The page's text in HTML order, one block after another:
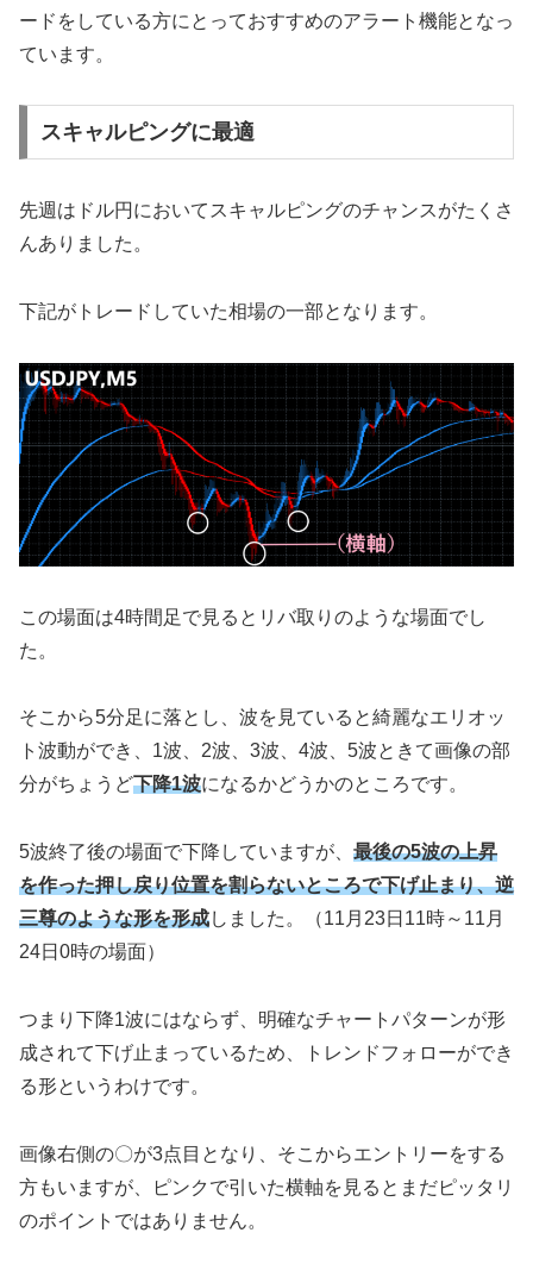
ードをしている方にとっておすすめのアラート機能となっ
ています。
スキャルピングに最適
先週はドル円においてスキャルピングのチャンスがたくさ
んありました。
下記がトレードしていた相場の一部となります。
この場面は4時間足で見るとリバ取りのような場面でし
た。
そこから5分足に落とし、波を見ていると綺麗なエリオッ
ト波動ができ、1波、2波、3波、4波、5波ときて画像の部
分がちょうど下降1波になるかどうかのところです。
5波終了後の場面で下降していますが、 最後の5波の上昇
を作った押し戻り位置を割らないところで下げ止まり、逆
三尊のような形を形成しました。（11月23日11時～11月
24日0時の場面）
つまり下降1波にはならず、明確なチャートパターンが形
成されて下げ止まっているため、トレンドフォローができ
る形というわけです。
画像右側の〇が3点目となり、そこからエントリーをする
方もいますが、ピンクで引いた横軸を見るとまだピッタリ
のポイントではありません。